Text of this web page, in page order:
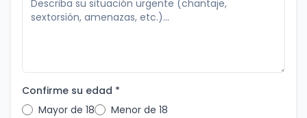
Confirme su edad *
Mayor de 18
Menor de 18